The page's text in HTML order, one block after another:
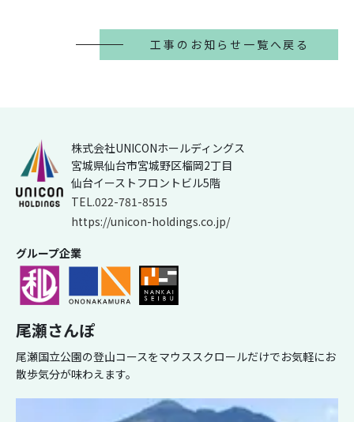
工事のお知らせ一覧へ戻る
株式会社UNICONホールディングス
宮城県仙台市宮城野区榴岡2丁目
仙台イーストフロントビル5階
TEL.022-781-8515
https://unicon-holdings.co.jp/
グループ企業
尾瀬さんぽ
尾瀬国立公園の登山コースをマウススクロールだけでお気軽にお
散歩気分が味わえます。